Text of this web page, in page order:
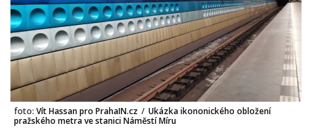
foto: Vít Hassan pro PrahaIN.cz / Ukázka ikononického obložení
pražského metra ve stanici Náměstí Míru